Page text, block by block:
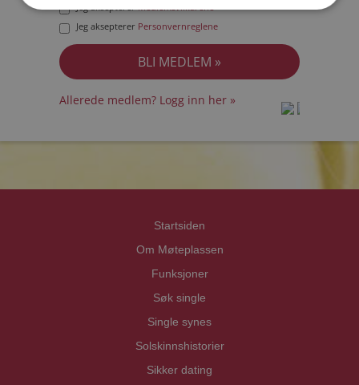
Jeg akseptererMedlemsvilkårene
Jeg aksepterer Personvernreglene
Allerede medlem? Logg inn her »
Startsiden
Om Møteplassen
Funksjoner
Søk single
Single synes
Solskinnshistorier
Sikker dating